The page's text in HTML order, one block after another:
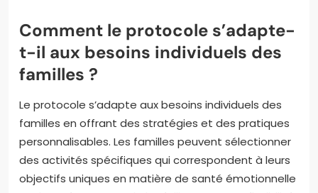
Comment le protocole s’adapte-
t-il aux besoins individuels des
familles ?
Le protocole s’adapte aux besoins individuels des
familles en offrant des stratégies et des pratiques
personnalisables. Les familles peuvent sélectionner
des activités spécifiques qui correspondent à leurs
objectifs uniques en matière de santé émotionnelle